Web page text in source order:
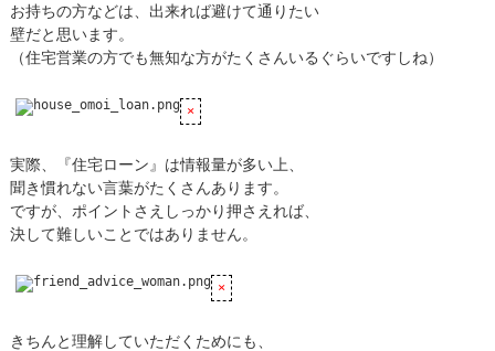
お持ちの方などは、出来れば避けて通りたい
壁だと思います。
（住宅営業の方でも無知な方がたくさんいるぐらいですしね）
実際、『住宅ローン』は情報量が多い上、
聞き慣れない言葉がたくさんあります。
ですが、ポイントさえしっかり押さえれば、
決して難しいことではありません。
きちんと理解していただくためにも、